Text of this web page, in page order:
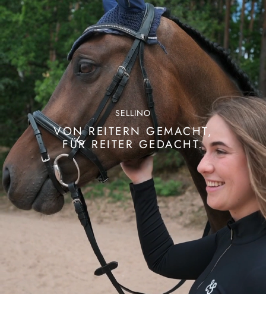
SELLINO
VON REITERN GEMACHT,
FÜR REITER GEDACHT.